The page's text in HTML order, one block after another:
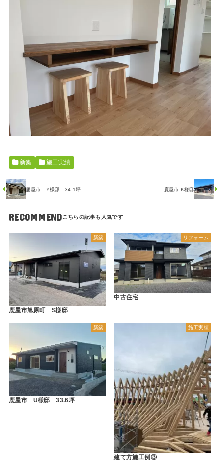
新築 施工実績
鹿屋市 Y様邸 34.1坪 鹿屋市 K様邸
RECOMMEND
新築
鹿屋市旭原町 S様邸
リフォーム
中古住宅
新築
鹿屋市 U様邸 33.6坪
施工実績
建て方施工例③